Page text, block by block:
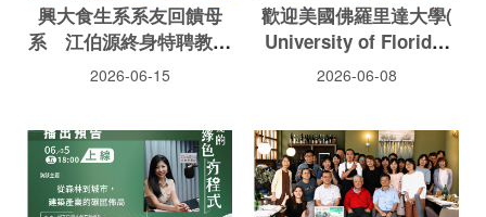
興大食生系系友回饋母
系 江伯源終身特聘教授
捐贈百萬元成立「明鳳獎
2026-06-15
歡迎美國佛羅里達大學(
University of Florida)
Jeffrey K. BRECHT 榮譽
2026-06-08